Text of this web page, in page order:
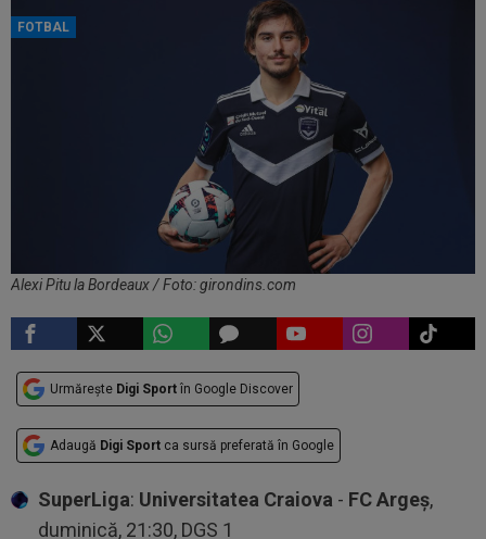
FOTBAL
Alexi Pitu la Bordeaux / Foto: girondins.com
Urmărește Digi Sport în Google Discover
Adaugă Digi Sport ca sursă preferată în Google
SuperLiga: Universitatea Craiova - FC Argeș,
duminică, 21:30, DGS 1